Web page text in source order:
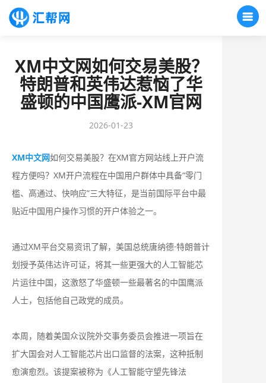
XM中文网如何交易美股？
特朗普和英伟达惹恼了华
盛顿的中国鹰派-XM官网
2026-01-23
XM中文网如何交易美股？在XM官方网站线上开户流
程方便吗？‌‌XM开户流程在中国用户群体中具备“零门
槛、高通过、快响应”三大特征‌，是当前国际平台中‌最
贴近中国用户操作习惯的开户体验之一‌。
通过XM平台交易资讯了解，美国总统唐纳德·特朗普计
划授予英伟达许可证，将其一些更强大的人工智能芯
片运往中国，这激怒了华盛顿一些最著名的中国鹰派
人士，包括他自己政党的成员。
本周，随着美国众议院外交事务委员会推进一项旨在
扩大国会对人工智能芯片出口监督的法案，这种抵制
愈演愈烈。该提案被称为《人工智能守望先锋法